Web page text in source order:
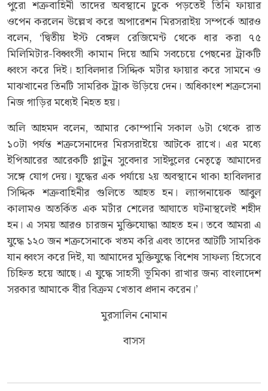
পুরো শত্রুবাহিনী তাদের অবস্থানে ঢুকে পড়তেই তিনি ফায়ার
ওপেন করলেন উল্লেখ করে অপারেশন মিরসরাইয় সম্পর্কে আরও
বলেন, ‘দ্বিতীয় ইস্ট বেঙ্গল রেজিমেন্ট থেকে ধার করা ৭৫
মিলিমিটার-বিধ্বংসী কামান দিয়ে আমি সবচেয়ে পেছনের ট্রাকটি
ধ্বংস করে দিই। হাবিলদার সিদ্দিক মর্টার ফায়ার করে সামনে ও
মাঝখানের তিনটি সামরিক ট্রাক উড়িয়ে দেন। অধিকাংশ শত্রুসেনা
নিজ গাড়ির মধ্যেই নিহত হয়।
অলি আহমদ বলেন, আমার কোম্পানি সকাল ৬টা থেকে রাত
১০টা পর্যন্ত শত্রুসেনাদের মিরসরাইয়ে আটকে রাখে। এর মধ্যে
ইপিআরের আরেকটি প্লাটুন সুবেদার সাইদুলের নেতৃত্বে আমাদের
সঙ্গে যোগ দেয়। যুদ্ধের এক পর্যায়ে ২য় অবস্থানে থাকা হাবিলদার
সিদ্দিক শত্রুবাহিনীর গুলিতে আহত হন। ল্যান্সনায়েক আবুল
কালামও অতর্কিত এক মর্টার শেলের আঘাতে ঘটনাস্থলেই শহীদ
হন। এ সময় আরও চারজন মুক্তিযোদ্ধা আহত হন। তবে আমরা এ
যুদ্ধে ১২০ জন শত্রুসেনাকে খতম করি এবং তাদের আটটি সামরিক
যান ধ্বংস করে দিই, যা আমাদের মুক্তিযুদ্ধে বিশেষ সাফল্য হিসেবে
চিহ্নিত হয়ে আছে। এ যুদ্ধে সাহসী ভূমিকা রাখার জন্য বাংলাদেশ
সরকার আমাকে বীর বিক্রম খেতাব প্রদান করেন।’
মুরসালিন নোমান
বাসস